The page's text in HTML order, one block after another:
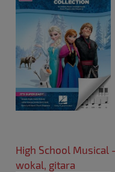
High School Musical
wokal, gitara